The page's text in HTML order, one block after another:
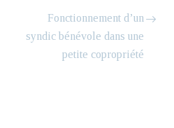
Fonctionnement d’un
syndic bénévole dans une
petite copropriété